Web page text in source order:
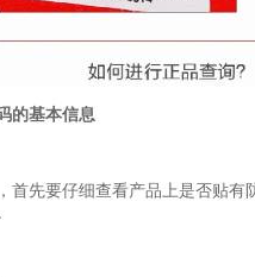
的基本信息
首先要仔细查看产品上是否贴